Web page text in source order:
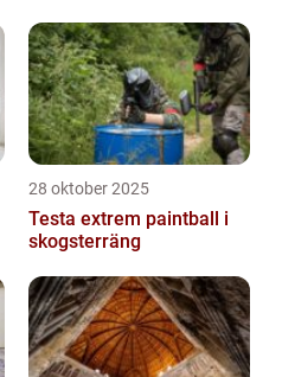
28 oktober 2025
Testa extrem paintball i
skogsterräng